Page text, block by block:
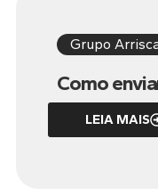
Grupo
Como
LEIA MAIS